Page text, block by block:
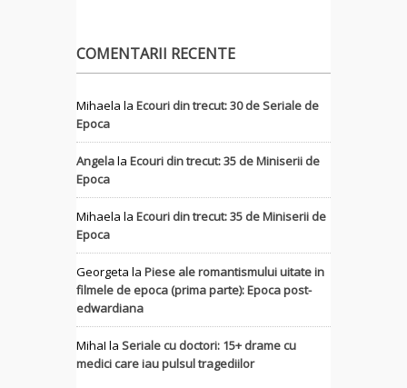
COMENTARII RECENTE
Mihaela la Ecouri din trecut: 30 de Seriale de
Epoca
Angelala Ecouri din trecut: 35 de Miniserii de
Epoca
Mihaela la Ecouri din trecut: 35 de Miniserii de
Epoca
Georgeta la Piese ale romantismului uitate in
filmele de epoca (prima parte): Epoca post-
edwardiana
MihaI la Seriale cu doctori: 15+ drame cu
medici care iau pulsul tragediilor